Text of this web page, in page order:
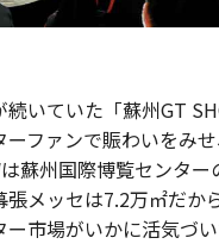
続いていた「蘇州GT
ファンで賑わいをみ
蘇州国際博覧センタ
張メッセは7.2万㎡だ
ー市場がいかに活気づ